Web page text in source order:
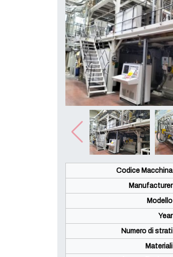
Codice Macchina
Manufacturer
Modello
Year
Numero di strati
Materiali